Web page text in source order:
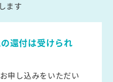
ます
還付は受けられ
申し込みをいただい